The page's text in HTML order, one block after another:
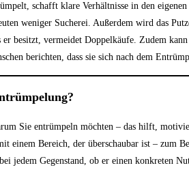
schafft klare Verhältnisse in den
weniger Sucherei. Außerdem wird das
besitzt, vermeidet Doppelkäufe. Zudem
berichten, dass sie sich nach dem
Sie entrümpeln möchten – das hilft,
einem Bereich, der überschaubar ist – zum
jedem Gegenstand, ob er einen konkreten